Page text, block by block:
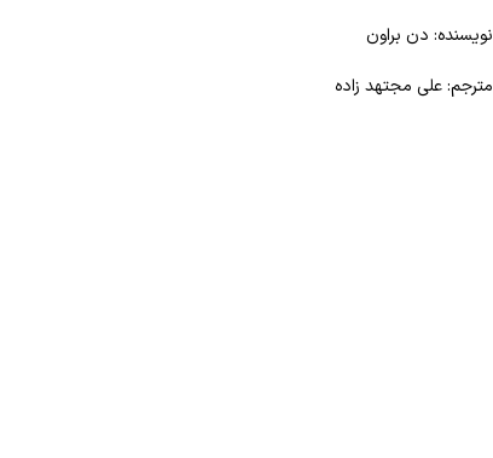
نویسنده: دن براون
مترجم: علی مجتهد زاده